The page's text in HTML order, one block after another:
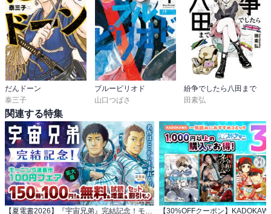
だんドーン
泰三子
ブルーピリオド
山口つばさ
紛争でしたら八田まで
田素弘
関連する特集